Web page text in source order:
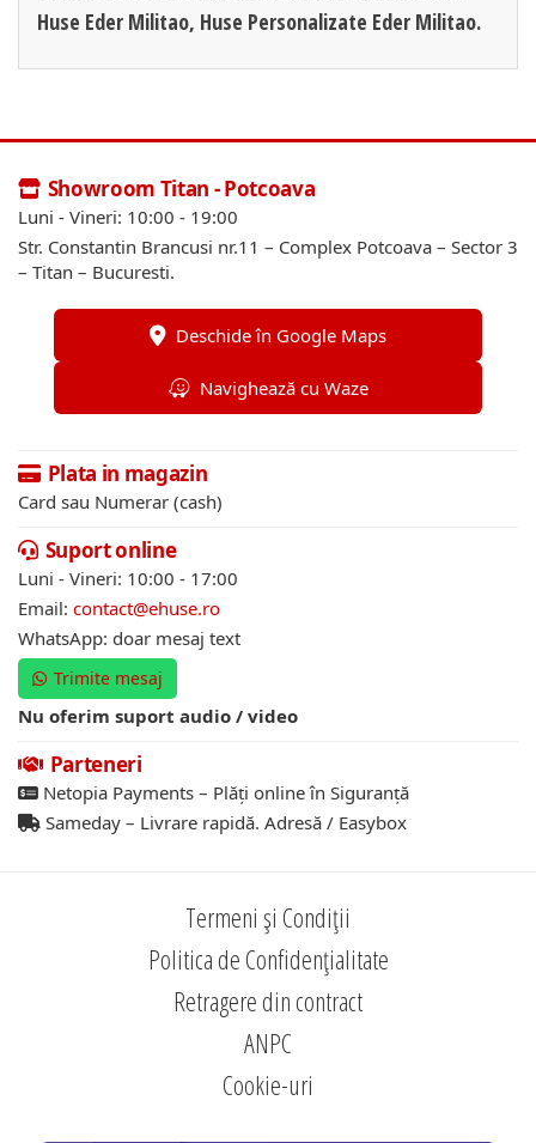
Huse Eder Militao, Huse Personalizate Eder Militao.
Showroom Titan - Potcoava
Luni - Vineri: 10:00 - 19:00
Str. Constantin Brancusi nr.11 – Complex Potcoava – Sector 3
– Titan – Bucuresti.
Deschide în Google Maps
Navighează cu Waze
Plata in magazin
Card sau Numerar (cash)
Suport online
Luni - Vineri: 10:00 - 17:00
Email: contact@ehuse.ro
WhatsApp: doar mesaj text
Trimite mesaj
Nu oferim suport audio / video
Parteneri
Netopia Payments – Plăți online în Siguranță
Sameday – Livrare rapidă. Adresă / Easybox
Termeni și Condiții
Politica de Confidențialitate
Retragere din contract
ANPC
Cookie-uri